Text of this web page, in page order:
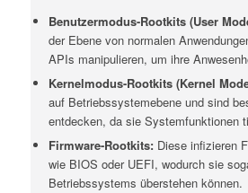
Benutzermodus-Rootkits (User
der Ebene von normalen
APIs manipulieren, um ihre
Kernelmodus-Rootkits (Kernel
auf Betriebssystemebene und sind
entdecken, da sie Systemfunktionen
Firmware-Rootkits:Diese infizieren
wie BIOS oder UEFI, wodurch sie
Betriebssystems überstehen können.